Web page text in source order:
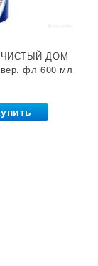
Семена салата
ЧИСТЫЙ ДОМ
фл 600 мл